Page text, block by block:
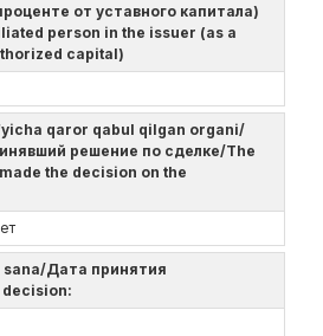
от уставного капитала)
person in the issuer (as a
capital)
qaror qabul qilgan organi/
решение по сделке/The
the decision on the
Дата принятия